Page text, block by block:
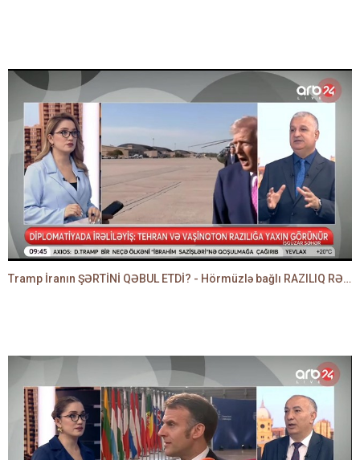
Tramp İranın ŞƏRTİNİ QƏBUL ETDİ? - Hörmüzlə bağlı RAZILIQ RƏSMƏN AÇIQLANIR -BAKİR HƏDƏNBƏYLİ danışır